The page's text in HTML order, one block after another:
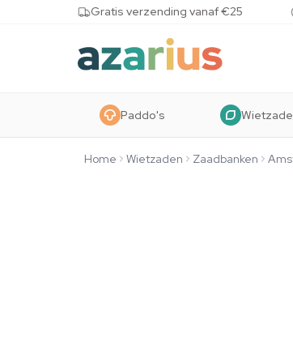
Skip to content Gratis verzending vanaf €25
Paddo's
Home Wietzaden Zaadbanken